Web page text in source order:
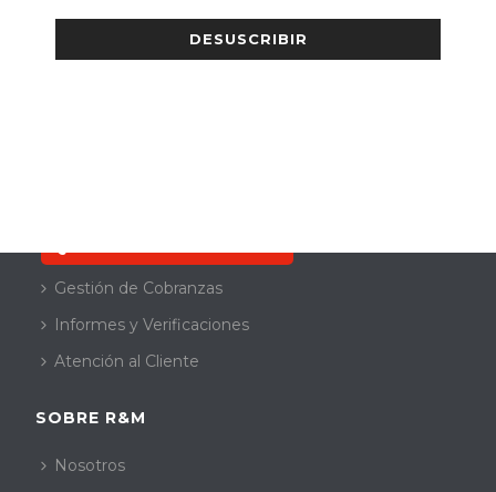
Gestión de Cobranzas
Informes y Verificaciones
Atención al Cliente
SOBRE R&M
Nosotros